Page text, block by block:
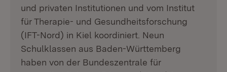
und privaten Institutionen und vom Institut
für Therapie- und Gesundheitsforschung
(IFT-Nord) in Kiel koordiniert. Neun
Schulklassen aus Baden-Württemberg
haben von der Bundeszentrale für